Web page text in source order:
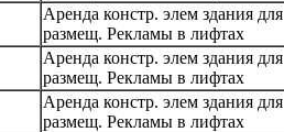
Аренда констр. элем здания для
размещ. Рекламы в лифтах
Аренда констр. элем здания для
размещ. Рекламы в лифтах
Аренда констр. элем здания для
размещ. Рекламы в лифтах